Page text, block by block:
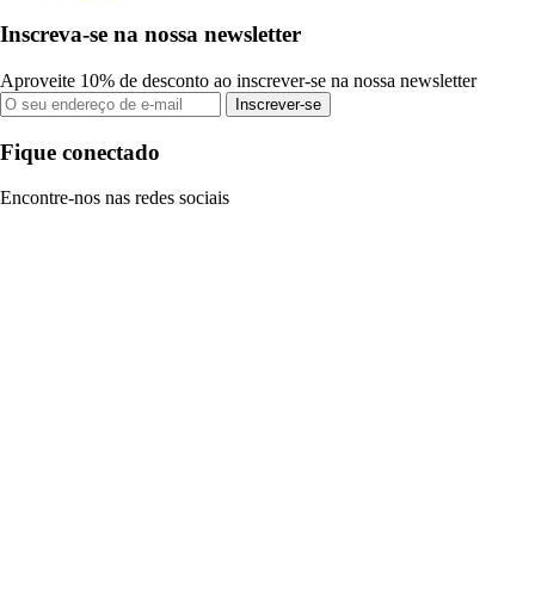
Inscreva-se na nossa newsletter
Aproveite 10% de desconto ao inscrever-se na nossa newsletter
Inscrever-se
Fique conectado
Encontre-nos nas redes sociais